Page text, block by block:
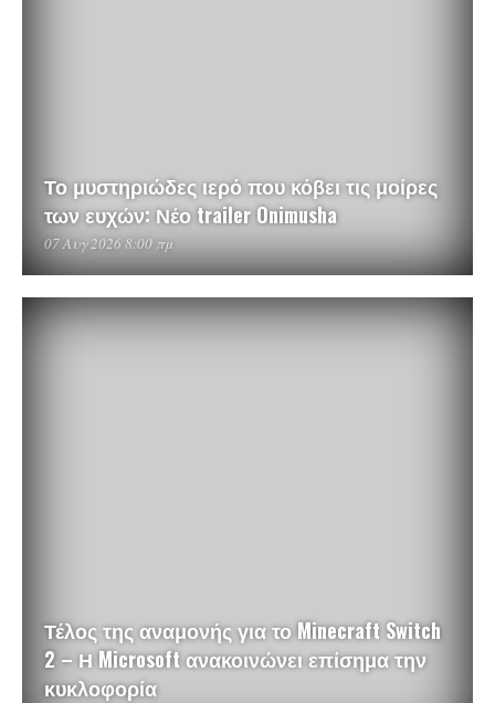
Το μυστηριώδες ιερό που κόβει τις μοίρες
των ευχών: Νέο trailer Onimusha
07 Αυγ 2026 8:00 πμ
Τέλος της αναμονής για το Minecraft Switch
2 – Η Microsoft ανακοινώνει επίσημα την
κυκλοφορία